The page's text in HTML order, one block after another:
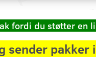
fordi du støtter en
sender